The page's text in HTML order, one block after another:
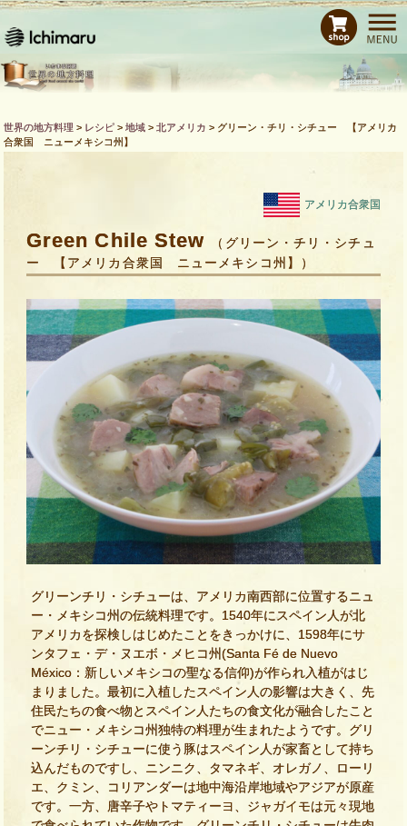
ホーム レシピ
商品紹介 Bras de CHEFとは
世界の地方料理 > レシピ >地域 >北アメリカ > グリーン・チリ・シチュー 【アメリカ
合衆国 ニューメキシコ州】
アメリカ合衆国
Green Chile Stew
（グリーン・チリ・シチュ
ー 【アメリカ合衆国 ニューメキシコ州】）
グリーンチリ・シチューは、アメリカ南西部に位置するニュ
ー・メキシコ州の伝統料理です。1540年にスペイン人が北
アメリカを探検しはじめたことをきっかけに、1598年にサ
ンタフェ・デ・ヌエボ・メヒコ州(Santa Fé de Nuevo
México：新しいメキシコの聖なる信仰)が作られ入植がはじ
まりました。最初に入植したスペイン人の影響は大きく、先
住民たちの食べ物とスペイン人たちの食文化が融合したこと
でニュー・メキシコ州独特の料理が生まれたようです。グリ
ーンチリ・シチューに使う豚はスペイン人が家畜として持ち
込んだものですし、ニンニク、タマネギ、オレガノ、ローリ
エ、クミン、コリアンダーは地中海沿岸地域やアジアが原産
です。一方、唐辛子やトマティーヨ、ジャガイモは元々現地